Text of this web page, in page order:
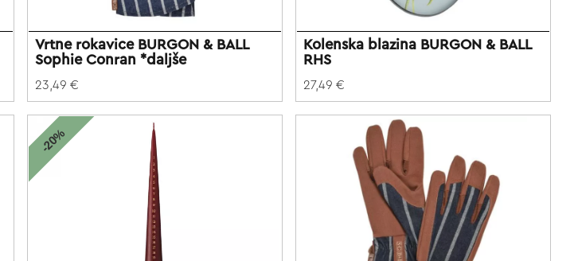
Vrtne rokavice BURGON & BALL
Sophie Conran *daljše
23,49 €
Kolenska blazina BURGON & BALL
RHS
27,49 €
-20%